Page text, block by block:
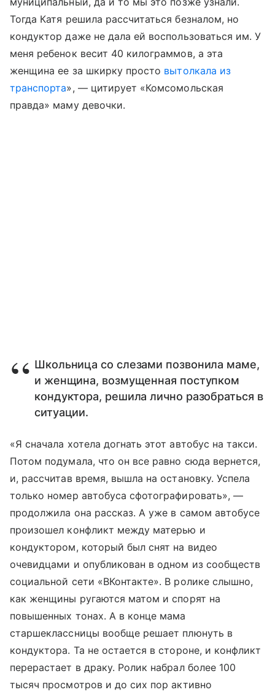
Тогда Катя решила рассчитаться безналом, но
кондуктор даже не дала ей воспользоваться им. У
меня ребенок весит 40 килограммов, а эта
женщина ее за шкирку просто вытолкала из
транспорта», — цитирует «Комсомольская
правда» маму девочки.
Школьница со слезами позвонила маме,
и женщина, возмущенная поступком
кондуктора, решила лично разобраться в
ситуации.
«Я сначала хотела догнать этот автобус на такси.
Потом подумала, что он все равно сюда вернется,
и, рассчитав время, вышла на остановку. Успела
только номер автобуса сфотографировать», —
продолжила она рассказ. А уже в самом автобусе
произошел конфликт между матерью и
кондуктором, который был снят на видео
очевидцами и опубликован в одном из сообществ
социальной сети «ВКонтакте». В ролике слышно,
как женщины ругаются матом и спорят на
повышенных тонах. А в конце мама
старшеклассницы вообще решает плюнуть в
кондуктора. Та не остается в стороне, и конфликт
перерастает в драку. Ролик набрал более 100
тысяч просмотров и до сих пор активно